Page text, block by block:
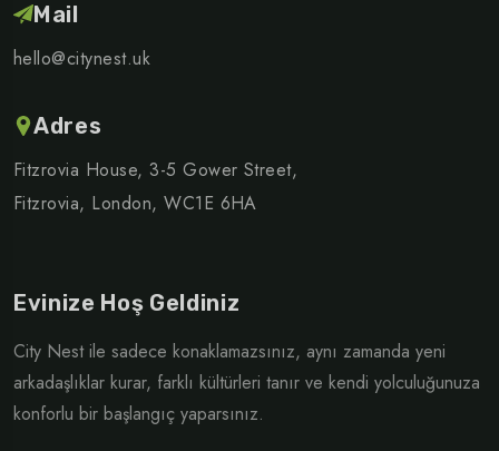
Mail
hello@citynest.uk
Adres
Fitzrovia House, 3-5 Gower Street,
Fitzrovia, London, WC1E 6HA
Evinize Hoş Geldiniz
City Nest ile sadece konaklamazsınız, aynı zamanda yeni
arkadaşlıklar kurar, farklı kültürleri tanır ve kendi yolculuğunuza
konforlu bir başlangıç yaparsınız.